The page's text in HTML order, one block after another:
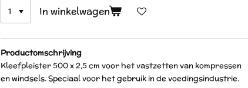
In winkelwagen
Productomschrijving
Kleefpleister 500 x 2,5 cm voor het vastzetten van kompressen
en windsels. Speciaal voor het gebruik in de voedingsindustrie.